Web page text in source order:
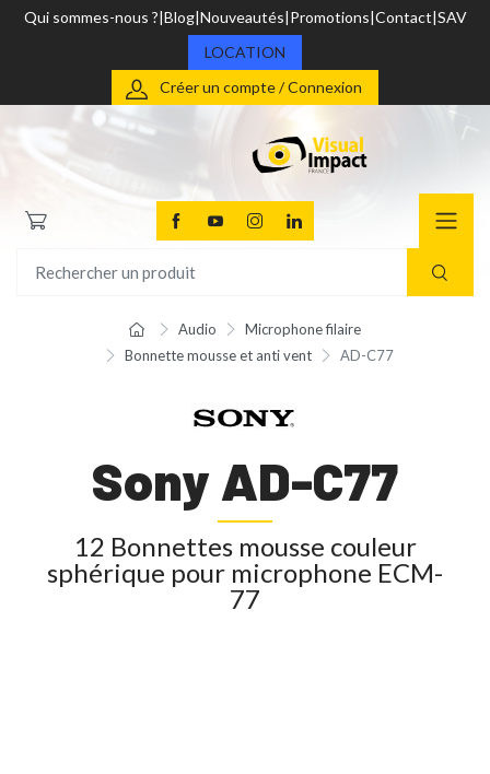
Qui sommes-nous ? Blog Nouveautés Promotions Contact SAV
LOCATION
Créer un compte / Connexion
Audio
Microphone filaire
Bonnette mousse et anti vent
AD-C77
Sony AD-C77
12 Bonnettes mousse couleur
sphérique pour microphone ECM-
77